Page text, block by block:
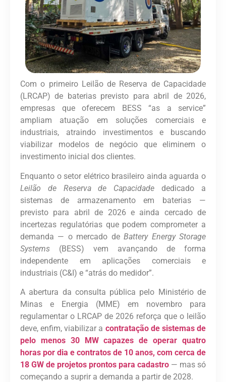
Com o primeiro Leilão de Reserva de Capacidade
(LRCAP) de baterias previsto para abril de 2026,
empresas que oferecem BESS “as a service”
ampliam atuação em soluções comerciais e
industriais, atraindo investimentos e buscando
viabilizar modelos de negócio que eliminem o
investimento inicial dos clientes.
Enquanto o setor elétrico brasileiro ainda aguarda o
Leilão de Reserva de Capacidade dedicado a
sistemas de armazenamento em baterias —
previsto para abril de 2026 e ainda cercado de
incertezas regulatórias que podem comprometer a
demanda — o mercado deBattery Energy Storage
Systems (BESS) vem avançando de forma
independente em aplicações comerciais e
industriais (C&I) e “atrás do medidor”.
A abertura da consulta pública pelo Ministério de
Minas e Energia (MME) em novembro para
regulamentar o LRCAP de 2026 reforça que o leilão
deve, enfim, viabilizar a contratação de sistemas de
pelo menos 30 MW capazes de operar quatro
horas por dia e contratos de 10 anos, com cerca de
18 GW de projetos prontos para cadastro — mas só
começando a suprir a demanda a partir de 2028.